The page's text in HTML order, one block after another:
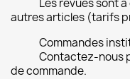
Les revues sont
autres articles (tarifs
Commandes
Contactez-nous
de commande.